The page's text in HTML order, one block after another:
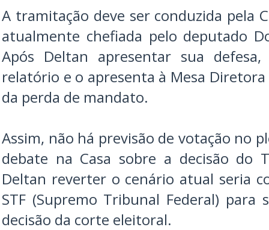
A tramitação deve ser conduzida pela
atualmente chefiada pelo deputado
Após Deltan apresentar sua
relatório e o apresenta à Mesa
da perda de mandato.
Assim, não há previsão de votação no
debate na Casa sobre a decisão do
Deltan reverter o cenário atual seria
STF (Supremo Tribunal Federal) para
decisão da corte eleitoral.